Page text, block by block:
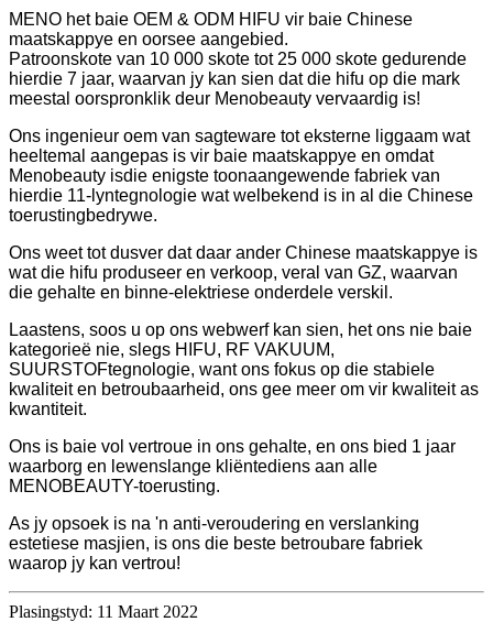
MENO het baie OEM & ODM HIFU vir baie Chinese
maatskappye en oorsee aangebied.
Patroonskote van 10 000 skote tot 25 000 skote gedurende
hierdie 7 jaar, waarvan jy kan sien dat die hifu op die mark
meestal oorspronklik deur Menobeauty vervaardig is!
Ons ingenieur oem van sagteware tot eksterne liggaam wat
heeltemal aangepas is vir baie maatskappye en omdat
Menobeauty isdie enigste toonaangewende fabriek van
hierdie 11-lyntegnologie wat welbekend is in al die Chinese
toerustingbedrywe.
Ons weet tot dusver dat daar ander Chinese maatskappye is
wat die hifu produseer en verkoop, veral van GZ, waarvan
die gehalte en binne-elektriese onderdele verskil.
Laastens, soos u op ons webwerf kan sien, het ons nie baie
kategorieë nie, slegs HIFU, RF VAKUUM,
SUURSTOFtegnologie, want ons fokus op die stabiele
kwaliteit en betroubaarheid, ons gee meer om vir kwaliteit as
kwantiteit.
Ons is baie vol vertroue in ons gehalte, en ons bied 1 jaar
waarborg en lewenslange kliëntediens aan alle
MENOBEAUTY-toerusting.
As jy opsoek is na 'n anti-veroudering en verslanking
estetiese masjien, is ons die beste betroubare fabriek
waarop jy kan vertrou!
Plasingstyd: 11 Maart 2022